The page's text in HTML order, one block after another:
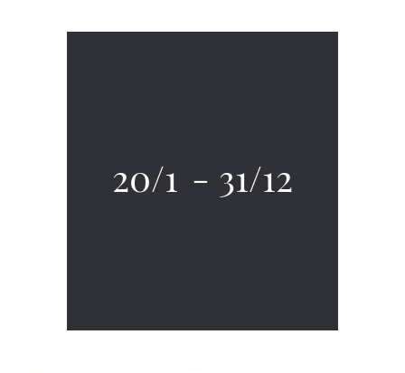
20/1 - 31/12